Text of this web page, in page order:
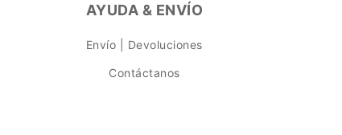
AYUDA & ENVÍO
Envío | Devoluciones
Contáctanos